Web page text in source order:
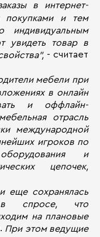
в интернет-
покупками и тем
увидеть товар в
- считает
мебели при
в онлайн
и оффлайн-
отрасль
международной
игроков по
и
цепочек,
еще сохранялась
в спросе, что
на плановые
При этом ведущие